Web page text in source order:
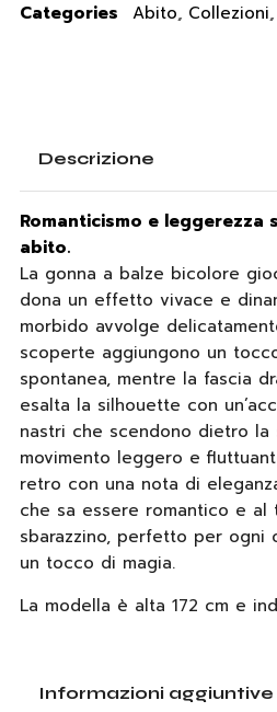
Categories
Abito, Collezioni,
Descrizione
Romanticismo e
abito.
La gonna a balze bicolore
dona un effetto vivace e
morbido avvolge
scoperte aggiungono un
spontanea, mentre la fascia
esalta la silhouette con
nastri che scendono dietro la
movimento leggero e
retro con una nota di
che sa essere romantico e al
sbarazzino, perfetto per ogni
un tocco di magia.
La modella è alta 172 cm e
Informazioni aggiuntive